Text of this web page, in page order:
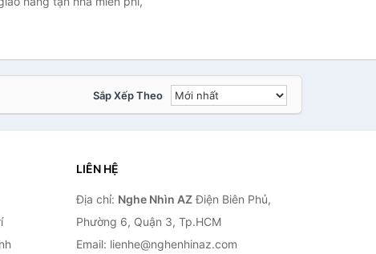
Sắp Xếp Theo
LIÊN HỆ
Địa chỉ: Nghe Nhìn AZĐiện Biên Phủ,
Phường 6, Quận 3, Tp.HCM
Email: lienhe@nghenhinaz.com